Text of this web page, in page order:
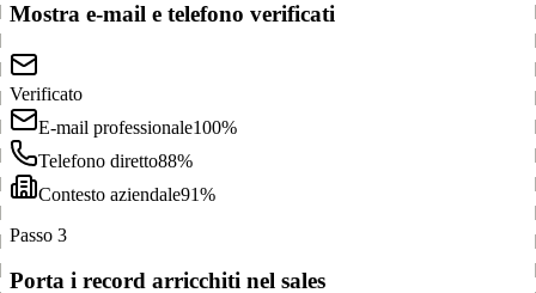
Mostra e-mail e telefono verificati
Verificato
E-mail professionale100%
Telefono diretto88%
Contesto aziendale91%
Passo 3
Porta i record arricchiti nel sales